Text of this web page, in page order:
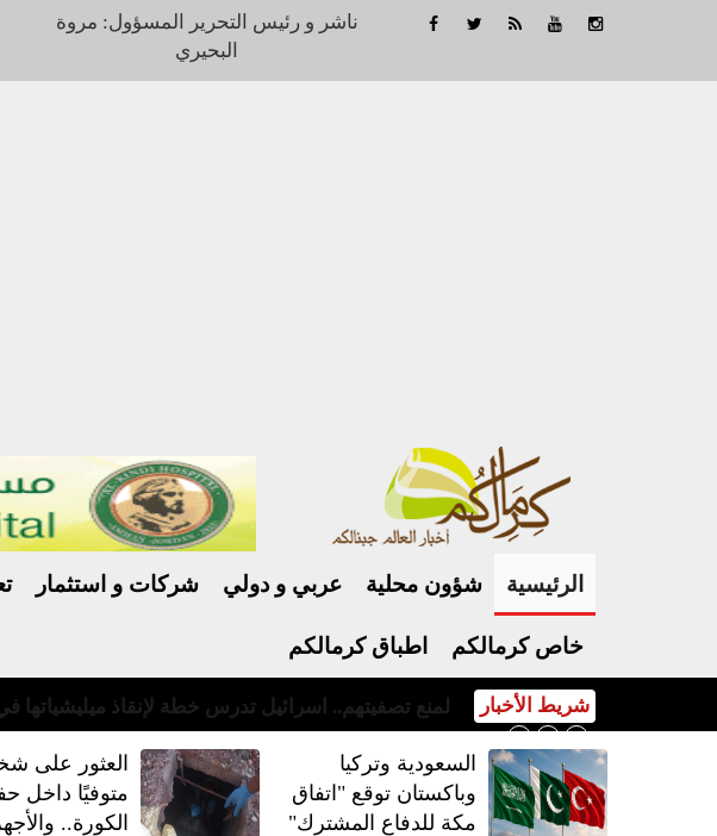
ناشر و رئيس التحرير المسؤول: مروة
البحيري
الرئيسية شؤون محلية عربي و دولي شركات و استثمار
خاص كرمالكم اطباق كرمالكم
شريط الأخبار السعودية وتركيا وباكستان توقع "اتفاق مكة للدفاع المشترك"
السعودية وتركيا
وباكستان توقع "اتفاق
مكة للدفاع المشترك"
العثور على
متوفيًا داخل
الكورة..